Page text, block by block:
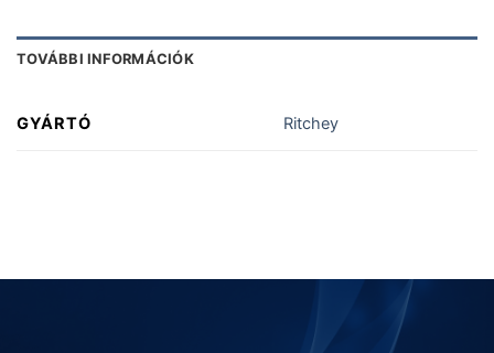
TOVÁBBI INFORMÁCIÓK
GYÁRTÓ Ritchey